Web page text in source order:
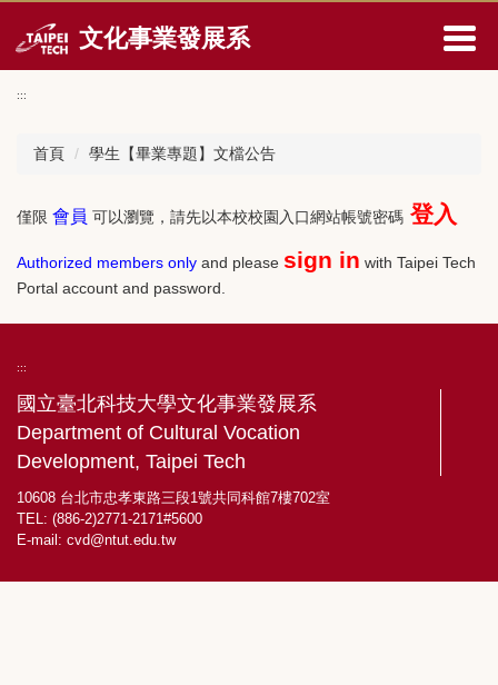
到
文化事業發展系
:::
首頁 學生【畢業專題】文檔公告
僅限 會員 可以瀏覽，請先以本校校園入口網站帳號密碼 登入
Authorized members only and please sign in with Taipei Tech
Portal account and password.
:::
國立臺北科技大學文化事業發展系
Department of Cultural Vocation
Development, Taipei Tech
10608 台北市忠孝東路三段1號共同科館7樓702室
TEL: (886-2)2771-2171#5600
E-mail: cvd@ntut.edu.tw